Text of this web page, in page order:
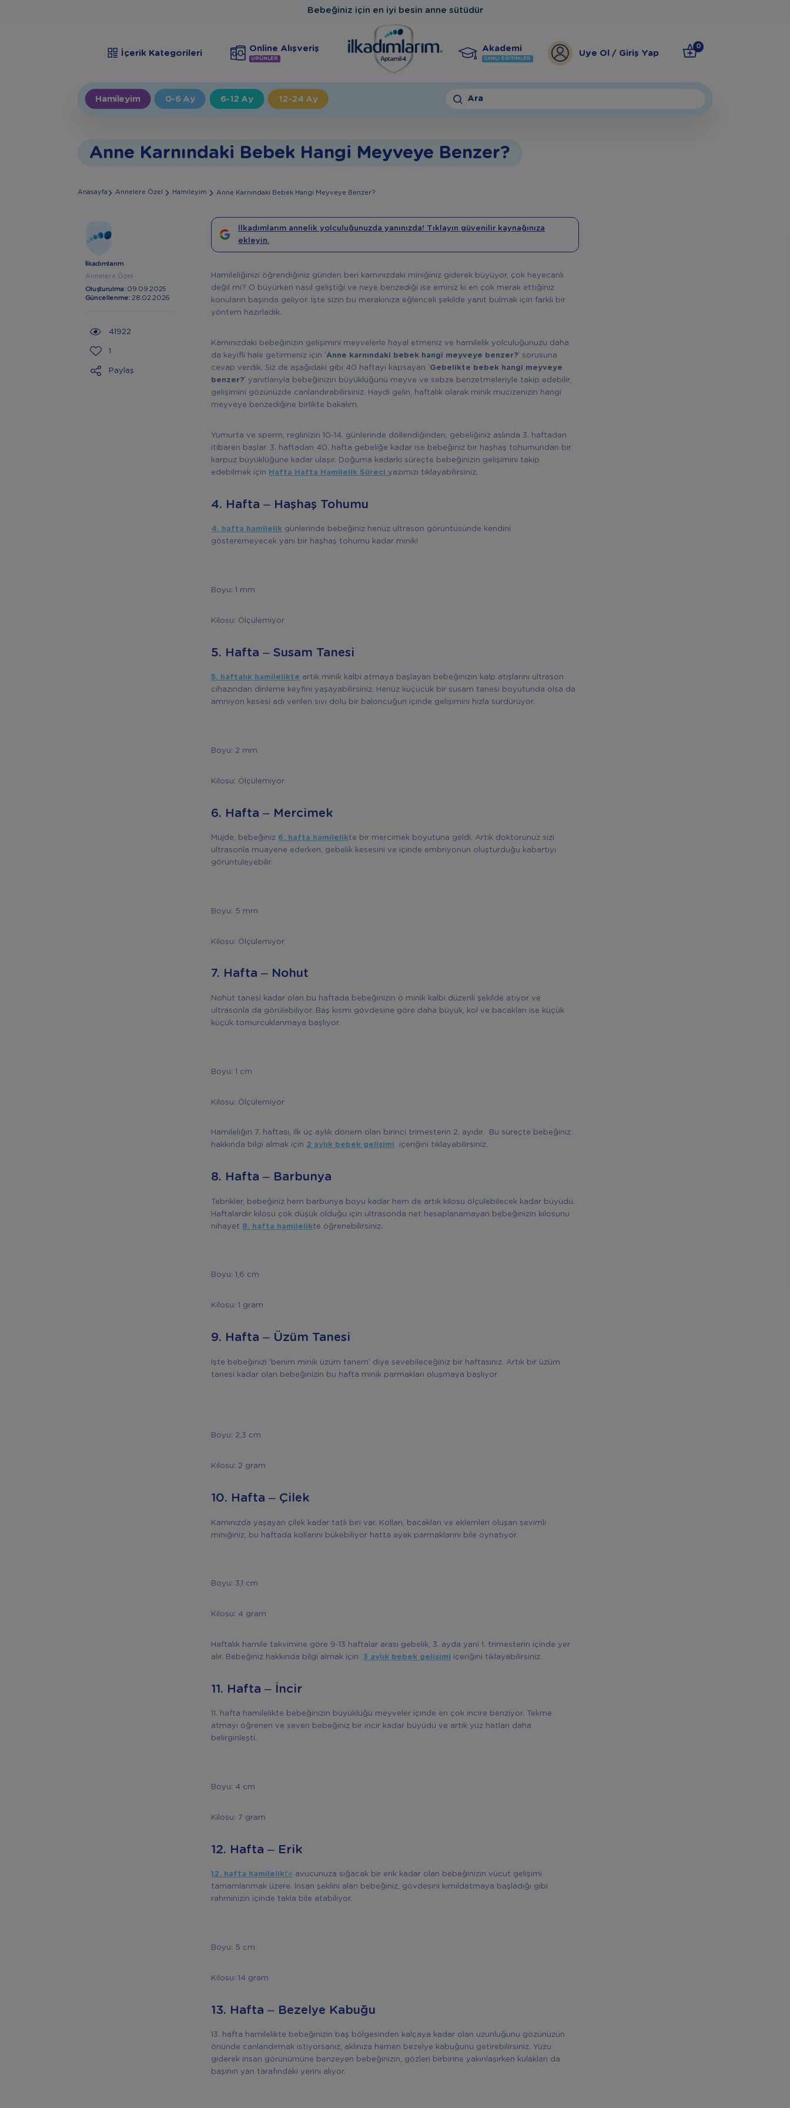
Bebeğiniz için en iyi besin anne sütüdür
İçerik Kategorileri
Online Alışveriş
ÜRÜNLER
Akademi
CANLI EĞITIMLER
Üye Ol / Giriş Yap
0
Hamileyim 0-6 Ay 6-12 Ay 12-24 Ay Ara
Anne Karnındaki Bebek Hangi Meyveye Benzer?
Anasayfa Annelere Özel Hamileyim Anne Karnındaki Bebek Hangi Meyveye Benzer?
İlkadımlarım
Annelere Özel
Oluşturulma: 09.09.2025
Güncellenme: 28.02.2026
41922
1
Paylaş
İlkadımlarım annelik yolculuğunuzda yanınızda! Tıklayın güvenilir kaynağınıza
ekleyin.
Hamileliğinizi öğrendiğiniz günden beri karnınızdaki miniğiniz giderek büyüyor, çok heyecanlı
değil mi? O büyürken nasıl geliştiği ve neye benzediği ise eminiz ki en çok merak ettiğiniz
konuların başında geliyor. İşte sizin bu merakınıza eğlenceli şekilde yanıt bulmak için farklı bir
yöntem hazırladık.
Karnınızdaki bebeğinizin gelişimini meyvelerle hayal etmeniz ve hamilelik yolculuğunuzu daha
da keyifli hale getirmeniz için ‘Anne karnındaki bebek hangi meyveye benzer?’ sorusuna
cevap verdik. Siz de aşağıdaki gibi 40 haftayı kapsayan ‘Gebelikte bebek hangi meyveye
benzer?’ yanıtlarıyla bebeğinizin büyüklüğünü meyve ve sebze benzetmeleriyle takip edebilir,
gelişimini gözünüzde canlandırabilirsiniz. Haydi gelin, haftalık olarak minik mucizenizin hangi
meyveye benzediğine birlikte bakalım.
Yumurta ve sperm, reglinizin 10-14. günlerinde döllendiğinden, gebeliğiniz aslında 3. haftadan
itibaren başlar. 3. haftadan 40. hafta gebeliğe kadar ise bebeğiniz bir haşhaş tohumundan bir
karpuz büyüklüğüne kadar ulaşır. Doğuma kadarki süreçte bebeğinizin gelişimini takip
edebilmek için
Hafta Hafta Hamilelik Süreci yazımızı tıklayabilirsiniz.
4. Hafta – Haşhaş Tohumu
4. hafta hamilelik günlerinde bebeğiniz henüz ultrason görüntüsünde kendini
gösteremeyecek yani bir haşhaş tohumu kadar minik!
Boyu: 1 mm
Kilosu: Ölçülemiyor
5. Hafta – Susam Tanesi
5. haftalık hamilelikte artık minik kalbi atmaya başlayan bebeğinizin kalp atışlarını ultrason
cihazından dinleme keyfini yaşayabilirsiniz. Henüz küçücük bir susam tanesi boyutunda olsa da
amniyon kesesi adı verilen sıvı dolu bir baloncuğun içinde gelişimini hızla sürdürüyor.
Boyu: 2 mm
Kilosu: Ölçülemiyor
6. Hafta – Mercimek
Müjde, bebeğiniz 6. hafta hamilelikte bir mercimek boyutuna geldi. Artık doktorunuz sizi
ultrasonla muayene ederken, gebelik kesesini ve içinde embriyonun oluşturduğu kabartıyı
görüntüleyebilir.
Boyu: 5 mm
Kilosu: Ölçülemiyor
7. Hafta – Nohut
Nohut tanesi kadar olan bu haftada bebeğinizin o minik kalbi düzenli şekilde atıyor ve
ultrasonla da görülebiliyor. Baş kısmı gövdesine göre daha büyük, kol ve bacakları ise küçük
küçük tomurcuklanmaya başlıyor.
Boyu: 1 cm
Kilosu: Ölçülemiyor
Hamileliğin 7. haftası, ilk üç aylık dönem olan birinci trimesterin 2. ayıdır. Bu süreçte bebeğiniz
hakkında bilgi almak için 2 aylık bebek gelişimi içeriğini tıklayabilirsiniz.
8. Hafta – Barbunya
Tebrikler, bebeğiniz hem barbunya boyu kadar hem de artık kilosu ölçülebilecek kadar büyüdü.
Haftalardır kilosu çok düşük olduğu için ultrasonda net hesaplanamayan bebeğinizin kilosunu
nihayet 8. hafta hamilelikte öğrenebilirsiniz.
Boyu: 1,6 cm
Kilosu: 1 gram
9. Hafta – Üzüm Tanesi
İşte bebeğinizi ‘benim minik üzüm tanem’ diye sevebileceğiniz bir haftasınız. Artık bir üzüm
tanesi kadar olan bebeğinizin bu hafta minik parmakları oluşmaya başlıyor.
Boyu: 2,3 cm
Kilosu: 2 gram
10. Hafta – Çilek
Karnınızda yaşayan çilek kadar tatlı biri var. Kolları, bacakları ve eklemleri oluşan sevimli
miniğiniz, bu haftada kollarını bükebiliyor hatta ayak parmaklarını bile oynatıyor.
Boyu: 3,1 cm
Kilosu: 4 gram
Haftalık hamile takvimine göre 9-13 haftalar arası gebelik, 3. ayda yani 1. trimesterin içinde yer
alır. Bebeğiniz hakkında bilgi almak için3 aylık bebek gelişimi içeriğini tıklayabilirsiniz.
11. Hafta – İncir
11. hafta hamilelikte bebeğinizin büyüklüğü meyveler içinde en çok incire benziyor. Tekme
atmayı öğrenen ve seven bebeğiniz bir incir kadar büyüdü ve artık yüz hatları daha
belirginleşti.
Boyu: 4 cm
Kilosu: 7 gram
12. Hafta – Erik
12. hafta hamilelikte avucunuza sığacak bir erik kadar olan bebeğinizin vücut gelişimi
tamamlanmak üzere. İnsan şeklini alan bebeğiniz, gövdesini kımıldatmaya başladığı gibi
rahminizin içinde takla bile atabiliyor.
Boyu: 5 cm
Kilosu: 14 gram
13. Hafta – Bezelye Kabuğu
13. hafta hamilelikte bebeğinizin baş bölgesinden kalçaya kadar olan uzunluğunu gözünüzün
önünde canlandırmak istiyorsanız, aklınıza hemen bezelye kabuğunu getirebilirsiniz. Yüzü
giderek insan görünümüne benzeyen bebeğinizin, gözleri birbirine yakınlaşırken kulakları da
başının yan tarafındaki yerini alıyor.